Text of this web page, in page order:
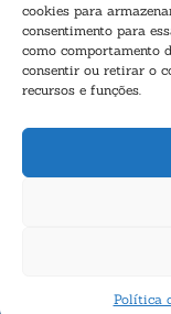
cookies para
consentimento para
como comportamento
consentir ou retirar o
recursos e funções.
Política
© 2026 -